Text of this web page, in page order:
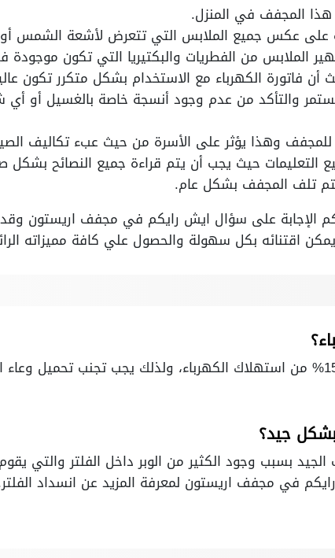
المجفف في المنزل.
على عكس جميع الملابس التي تتعرض لأشعة الشمس
الملابس من الفطريات والبكتيريا التي تكون موجودة
فاتورة الكهرباء مع الاستخدام بشكل متكرر تكون
والتأكد من عدم وجود أنسجة خاصة بالغسيل أو
وهذا يؤثر على الأسرة من حيث عبء تكاليف
التعليمات حيث يجب أن يتم قراءة جميع النصائح
تلف المجفف بشكل عام.
الإجابة على سؤال ايش رايكم في مجفف اريستون
يستهلك مجفف الملابس ما لا يقل عن 15% من استهلاك الكهرباء، ولذلك يجب
جيد؟
بسبب وجود الكثير من الوبر داخل الفلتر والتي
في مجفف اريستون لمعرفة المزيد عن انسداد